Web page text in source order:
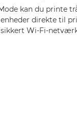
kan du printe
direkte til
Wi-Fi-